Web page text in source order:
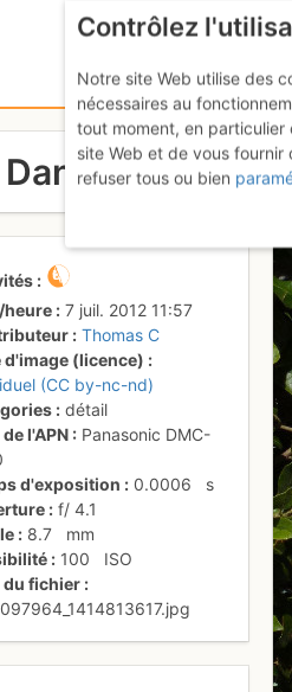
Dans L3
heure
7 juil. 2012 11:57
Thomas C
d'image (licence)
(CC by-nc-nd)
détail
l'APN
Panasonic DMC-
d'exposition
0.0006
s
f/4.1
8.7
mm
100
ISO
du fichier
Contrôlez
Notre site Web utilise des
nécessaires au
tout moment, en
site Web et de vous
refuser tous ou bien